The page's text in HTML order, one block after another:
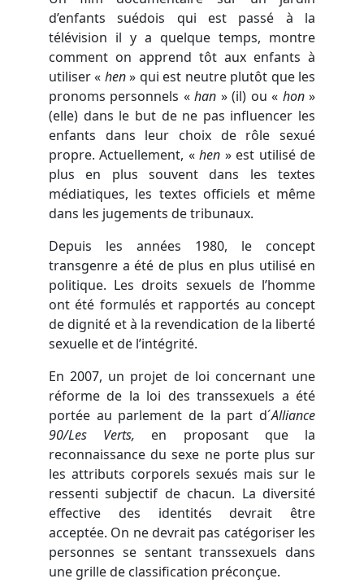
d’enfants suédois qui est passé à la
télévision il y a quelque temps, montre
comment on apprend tôt aux enfants à
utiliser « hen» qui est neutre plutôt que les
pronoms personnels «han » (il) ou « hon»
(elle) dans le but de ne pas influencer les
enfants dans leur choix de rôle sexué
propre. Actuellement, «hen » est utilisé de
plus en plus souvent dans les textes
médiatiques, les textes officiels et même
dans les jugements de tribunaux.
Depuis les années 1980, le concept
transgenre a été de plus en plus utilisé en
politique. Les droits sexuels de l’homme
ont été formulés et rapportés au concept
de dignité et à la revendication de la liberté
sexuelle et de l’intégrité.
En 2007, un projet de loi concernant une
réforme de la loi des transsexuels a été
portée au parlement de la part d´Alliance
90/Les Verts, en proposant que la
reconnaissance du sexe ne porte plus sur
les attributs corporels sexués mais sur le
ressenti subjectif de chacun. La diversité
effective des identités devrait être
acceptée. On ne devrait pas catégoriser les
personnes se sentant transsexuels dans
une grille de classification préconçue.